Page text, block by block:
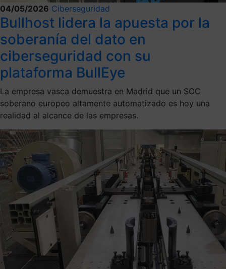
04/05/2026 Ciberseguridad
Bullhost lidera la apuesta por la
soberanía del dato en
ciberseguridad con su
plataforma BullEye
La empresa vasca demuestra en Madrid que un SOC
soberano europeo altamente automatizado es hoy una
realidad al alcance de las empresas.